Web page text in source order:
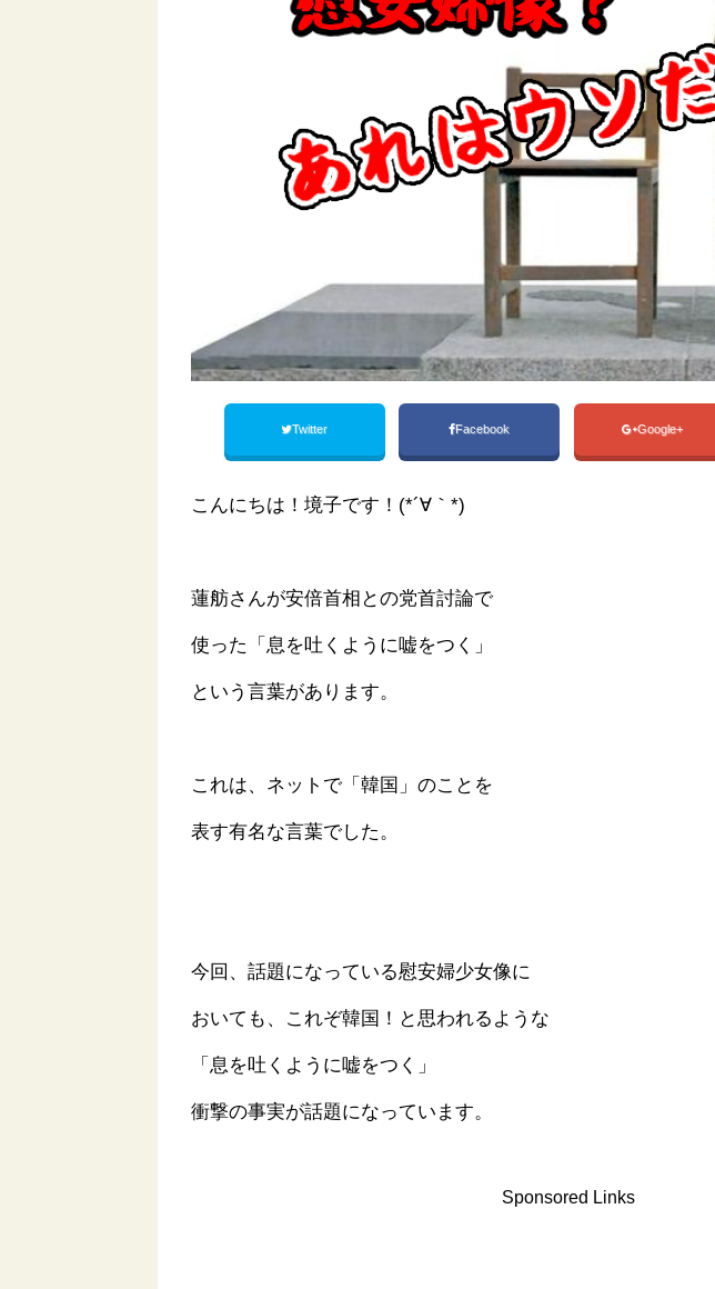
Twitter Facebook Google+
こんにちは！境子です！(*´∀｀*)
蓮舫さんが安倍首相との党首討論で
使った「息を吐くように嘘をつく」
という言葉があります。
これは、ネットで「韓国」のことを
表す有名な言葉でした。
今回、話題になっている慰安婦少女像に
おいても、これぞ韓国！と思われるような
「息を吐くように嘘をつく」
衝撃の事実が話題になっています。
Sponsored Links